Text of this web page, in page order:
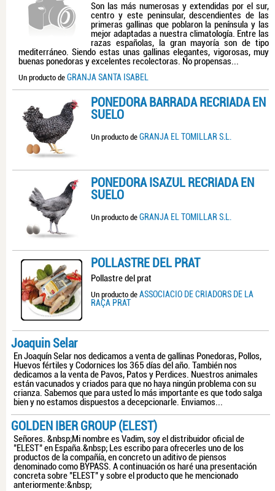
Son las más numerosas y extendidas por el sur,
centro y este peninsular, descendientes de las
primeras gallinas que poblaron la península y las
mejor adaptadas a nuestra climatología. Entre las
razas españolas, la gran mayoría son de tipo
mediterráneo. Siendo estas unas gallinas elegantes, vigorosas, muy
buenas ponedoras y excelentes recolectoras. No propensas...
Un producto de GRANJA SANTA ISABEL
PONEDORA BARRADA RECRIADA EN
SUELO
Un producto de GRANJA EL TOMILLAR S.L.
PONEDORA ISAZUL RECRIADA EN
SUELO
Un producto de GRANJA EL TOMILLAR S.L.
POLLASTRE DEL PRAT
Pollastre del prat
Un producto de ASSOCIACIO DE CRIADORS DE LA
RAÇA PRAT
Joaquin Selar
En Joaquín Selar nos dedicamos a venta de gallinas Ponedoras, Pollos,
Huevos fértiles y Codornices los 365 días del año. También nos
dedicamos a la venta de Pavos, Patos y Perdices. Nuestros animales
están vacunados y criados para que no haya ningún problema con su
crianza. Sabemos que para usted lo más importante es que todo salga
bien y no estamos dispuestos a decepcionarle. Enviamos...
GOLDEN IBER GROUP (ELEST)
Señores. &nbsp;Mi nombre es Vadim, soy el distribuidor oficial de
"ELEST" en España.&nbsp; Les escribo para ofrecerles uno de los
productos de la compañía, en concreto un aditivo de piensos
denominado como BYPASS. A continuación os haré una presentación
concreta sobre "ELEST" y sobre el producto que he mencionado
anteriormente:&nbsp;